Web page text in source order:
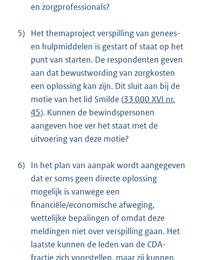
en zorgprofessionals?
5) Het themaproject verspilling van genees-
en hulpmiddelen is gestart of staat op het
punt van starten. De respondenten geven
aan dat bewustwording van zorgkosten
een oplossing kan zijn. Dit sluit aan bij de
motie van het lid Smilde (33 000 XVI nr.
45). Kunnen de bewindspersonen
aangeven hoe ver het staat met de
uitvoering van deze motie?
6) In het plan van aanpak wordt aangegeven
dat er soms geen directe oplossing
mogelijk is vanwege een
financiële/economische afweging,
wettelijke bepalingen of omdat deze
meldingen niet over verspilling gaan. Het
laatste kunnen de leden van de CDA-
fractie zich voorstellen, maar zij kunnen